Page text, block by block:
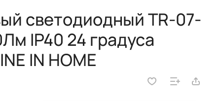
светодиодный TR-07-
IP40 24 градуса
IN HOME